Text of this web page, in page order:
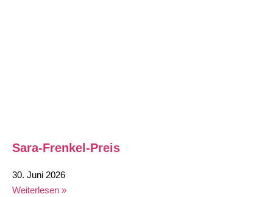
Sara-Frenkel-Preis
30. Juni 2026
Weiterlesen »